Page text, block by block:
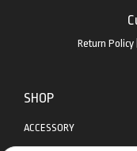
Return Policy|
SHOP
ACCESSORY